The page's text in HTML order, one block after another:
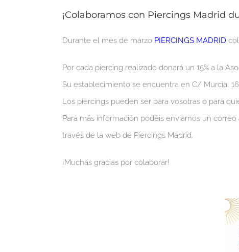
¡Colaboramos con Piercings Madrid
Durante el mes de marzo PIERCINGS MADRID
Por cada piercing realizado donará un 15% a la
Su establecimiento se encuentra en C/ Murcia,
Los piercings pueden ser para vosotras o para
Para más información podéis enviarnos un
través de la web de Piercings Madrid.
¡Muchas gracias por colaborar!